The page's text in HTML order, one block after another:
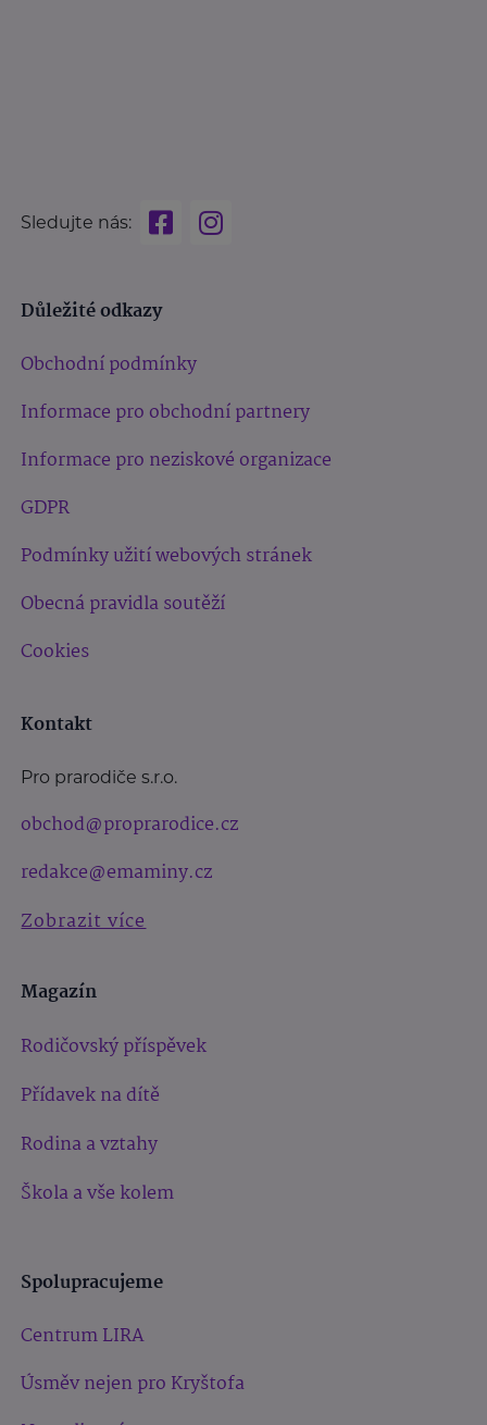
Sledujte nás:
Důležité odkazy
Obchodní podmínky
Informace pro obchodní partnery
Informace pro neziskové organizace
GDPR
Podmínky užití webových stránek
Obecná pravidla soutěží
Cookies
Kontakt
Pro prarodiče s.r.o.
obchod@proprarodice.cz
redakce@emaminy.cz
Zobrazit více
Magazín
Rodičovský příspěvek
Přídavek na dítě
Rodina a vztahy
Škola a vše kolem
Spolupracujeme
Centrum LIRA
Úsměv nejen pro Kryštofa